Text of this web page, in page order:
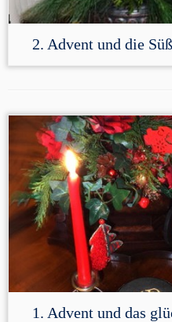
2. Advent und die
1. Advent und das